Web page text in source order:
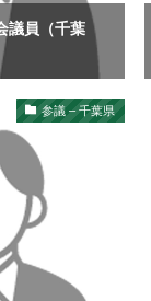
議員（千葉
参議 – 千葉県